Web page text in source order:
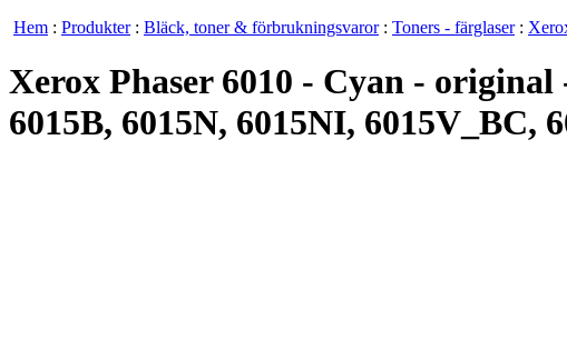
Hem : Produkter: Bläck, toner & förbrukningsvaror: Toners - färglaser:
Xerox Phaser 6010 - Cyan -
6015B, 6015N, 6015NI, 6015V_BC,